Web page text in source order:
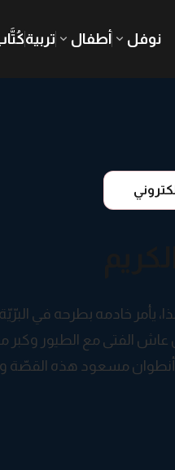
نوفل أطفال تربية
يأمر خادمه بطرحه في
الفتى مع الطيور وكبر
مسعود هذه القصّة